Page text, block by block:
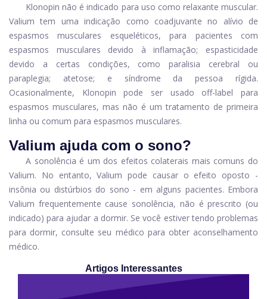
Klonopin não é indicado para uso como relaxante muscular.
Valium tem uma indicação como coadjuvante no alívio de
espasmos musculares esqueléticos, para pacientes com
espasmos musculares devido à inflamação; espasticidade
devido a certas condições, como paralisia cerebral ou
paraplegia; atetose; e síndrome da pessoa rígida.
Ocasionalmente, Klonopin pode ser usado off-label para
espasmos musculares, mas não é um tratamento de primeira
linha ou comum para espasmos musculares.
Valium ajuda com o sono?
A sonolência é um dos efeitos colaterais mais comuns do
Valium. No entanto, Valium pode causar o efeito oposto -
insônia ou distúrbios do sono - em alguns pacientes. Embora
Valium frequentemente cause sonolência, não é prescrito (ou
indicado) para ajudar a dormir. Se você estiver tendo problemas
para dormir, consulte seu médico para obter aconselhamento
médico.
Artigos Interessantes